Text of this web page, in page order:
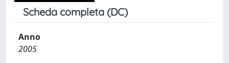
Scheda completa (DC)
Anno
2005